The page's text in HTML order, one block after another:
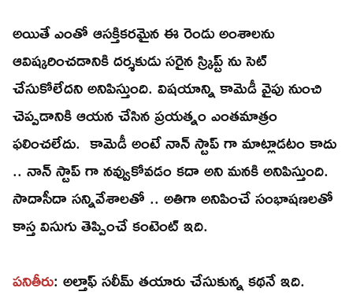
అయితే ఎంతో ఆసక్తికరమైన ఈ రెండు అంశాలను
ఆవిష్కరించడానికి దర్శకుడు సరైన స్క్రిప్ట్ ను సెట్
చేసుకోలేదని అనిపిస్తుంది. విషయాన్ని కామెడీ వైపు నుంచి
చెప్పడానికి ఆయన చేసిన ప్రయత్నం ఎంతమాత్రం
ఫలించలేదు. కామెడీ అంటే నాన్ స్టాప్ గా మాట్లాడటం కాదు
.. నాన్ స్టాప్ గా నవ్వుకోవడం కదా అని మనకి అనిపిస్తుంది.
సాదాసీదా సన్నివేశాలతో .. అతిగా అనిపించే సంభాషణలతో
కాస్త విసుగు తెప్పించే కంటెంట్ ఇది.
పనితీరు: అల్తాఫ్ సలీమ్ తయారు చేసుకున్న కథనే ఇది.